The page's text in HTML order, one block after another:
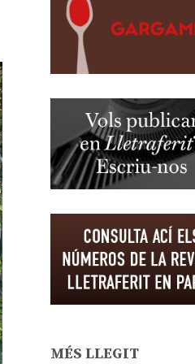
MÉS LLEGIT